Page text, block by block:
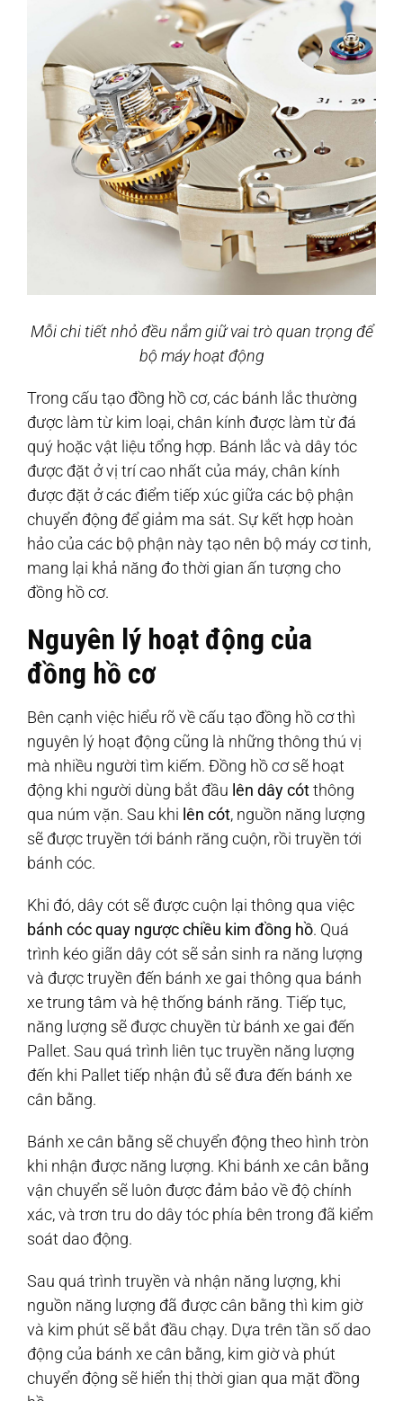
Mỗi chi tiết nhỏ đều nắm giữ vai trò quan trọng để
bộ máy hoạt động
Trong cấu tạo đồng hồ cơ, các bánh lắc thường
được làm từ kim loại, chân kính được làm từ đá
quý hoặc vật liệu tổng hợp. Bánh lắc và dây tóc
được đặt ở vị trí cao nhất của máy, chân kính
được đặt ở các điểm tiếp xúc giữa các bộ phận
chuyển động để giảm ma sát. Sự kết hợp hoàn
hảo của các bộ phận này tạo nên bộ máy cơ tinh,
mang lại khả năng đo thời gian ấn tượng cho
đồng hồ cơ.
Nguyên lý hoạt động của
đồng hồ cơ
Bên cạnh việc hiểu rõ về cấu tạo đồng hồ cơ thì
nguyên lý hoạt động cũng là những thông thú vị
mà nhiều người tìm kiếm. Đồng hồ cơ sẽ hoạt
động khi người dùng bắt đầu lên dây cótthông
qua núm vặn. Sau khi lên cót, nguồn năng lượng
sẽ được truyền tới bánh răng cuộn, rồi truyền tới
bánh cóc.
Khi đó, dây cót sẽ được cuộn lại thông qua việc
bánh cóc quay ngược chiều kim đồng hồ. Quá
trình kéo giãn dây cót sẽ sản sinh ra năng lượng
và được truyền đến bánh xe gai thông qua bánh
xe trung tâm và hệ thống bánh răng. Tiếp tục,
năng lượng sẽ được chuyền từ bánh xe gai đến
Pallet. Sau quá trình liên tục truyền năng lượng
đến khi Pallet tiếp nhận đủ sẽ đưa đến bánh xe
cân bằng.
Bánh xe cân bằng sẽ chuyển động theo hình tròn
khi nhận được năng lượng. Khi bánh xe cân bằng
vận chuyển sẽ luôn được đảm bảo về độ chính
xác, và trơn tru do dây tóc phía bên trong đã kiểm
soát dao động.
Sau quá trình truyền và nhận năng lượng, khi
nguồn năng lượng đã được cân bằng thì kim giờ
và kim phút sẽ bắt đầu chạy. Dựa trên tần số dao
động của bánh xe cân bằng, kim giờ và phút
chuyển động sẽ hiển thị thời gian qua mặt đồng